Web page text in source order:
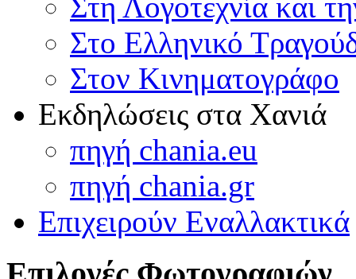
Στη Λογοτεχνία και
Στο Ελληνικό
Στον Κινηματογράφο
Εκδηλώσεις στα Χανιά
πηγή chania.eu
πηγή chania.gr
Επιχειρούν Εναλλακτικά